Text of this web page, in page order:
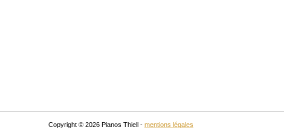
Copyright © 2026 Pianos Thiell - mentions légales